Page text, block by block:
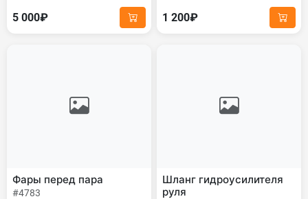
5 000₽ 1 200₽
Фары перед пара
#4783
Шланг гидроусилителя
руля